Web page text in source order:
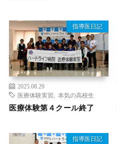
指導医日記
2025.08.29
医療体験実習
本気の高校生
医療体験第４クール終了
指導医日記